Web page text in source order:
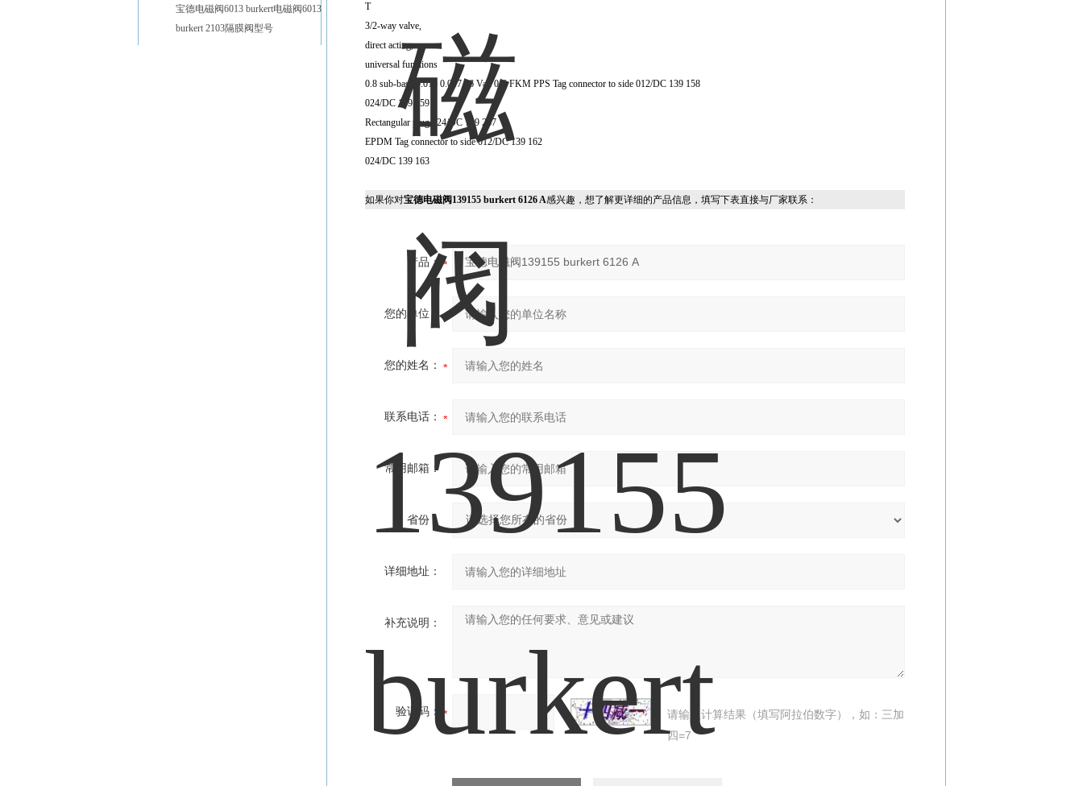
T
3/2-way valve,
direct acting,
universal functions
0.8 sub-base 0.015 0.017 16 Vak 0-6 FKM PPS Tag connector to side 012/DC 139 158
024/DC 139 159
Rectangular plug 024/DC 139 237
EPDM Tag connector to side 012/DC 139 162
024/DC 139 163
如果你对宝德电磁阀139155 burkert 6126 A感兴趣，想了解更详细的产品信息，填写下表直接与厂家联系：
产品：
您的单位：
您的姓名：
联系电话：
常用邮箱：
省份：
详细地址：
补充说明：
验证码：
请输入计算结果（填写阿拉伯数字），如：三加
四=7
宝德电磁阀6013 burkert电磁阀6013
burkert 2103隔膜阀型号